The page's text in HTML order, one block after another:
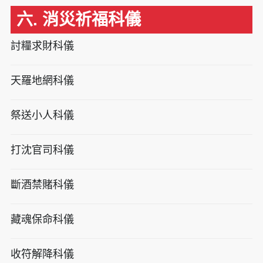
六. 消災祈福科儀
討糧求財科儀
天羅地網科儀
祭送小人科儀
打沈官司科儀
斷酒禁賭科儀
藏魂保命科儀
收符解降科儀